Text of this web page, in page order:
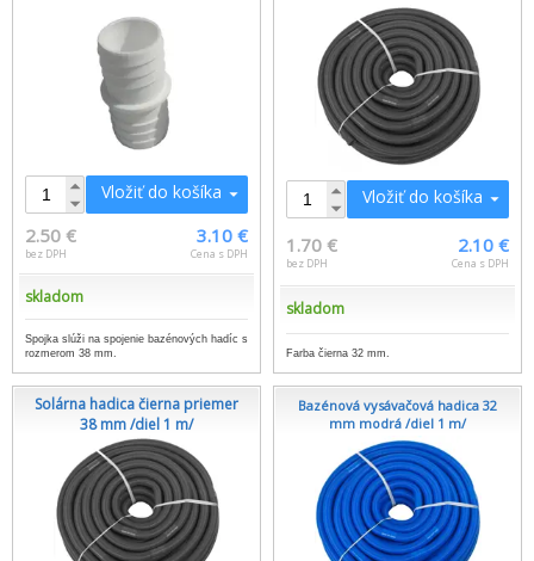
Vložiť do košíka
2.50 €
bez DPH
3.10 €
Cena s DPH
skladom
Spojka slúži na spojenie bazénových hadíc s
rozmerom 38 mm.
Vložiť do košíka
1.70 €
bez DPH
2.10 €
Cena s DPH
skladom
Farba čierna 32 mm.
Solárna hadica čierna priemer
38 mm /diel 1 m/
Bazénová vysávačová hadica 32
mm modrá /diel 1 m/